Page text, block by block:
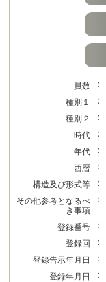
員数 ：
種別１
：
種別２
：
時代
：
年代
：
西暦
：
構造及び形式等
：
その他参考となるべ
き事項
：
登録番号 ：
登録回
：
登録告示年月日
：
登録年月日
：